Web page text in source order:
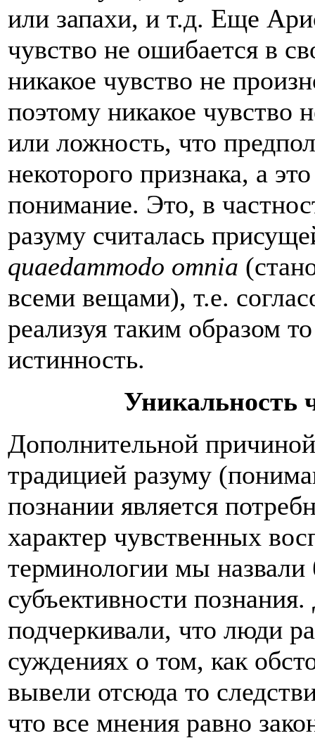
или запахи, и т.д. Еще
чувство не ошибается в
никакое чувство не
поэтому никакое чувство
или ложность, что
некоторого признака, а
понимание. Это, в
разуму считалась
quaedammodo omnia
всеми вещами), т.е.
реализуя таким образом
истинность.
Уникальность
Дополнительной
традицией разуму
познании является
характер чувственных
терминологии мы
субъективности
подчеркивали, что люди
суждениях о том, как
вывели отсюда то
что все мнения равно